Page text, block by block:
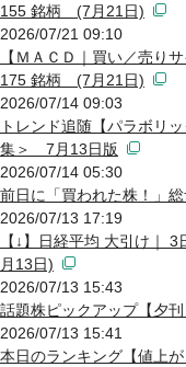
155 銘柄 (7月21日)
2026/07/21 09:10
【ＭＡＣＤ｜買い／売
175 銘柄 (7月21日)
2026/07/14 09:03
トレンド追随【パラボリ
集＞ 7月13日版
2026/07/14 05:30
前日に「買われた株！」
2026/07/13 17:19
【↓】日経平均 大引け｜
月13日)
2026/07/13 15:43
話題株ピックアップ【夕
2026/07/13 15:41
本日のランキング【値上